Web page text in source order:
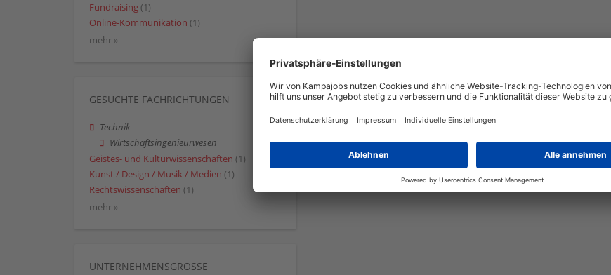
Fundraising (1)
Online-Kommunikation (1)
mehr »
GESUCHTE FACHRICHTUNGEN
Technik
Wirtschaftsingenieurwesen
Geistes- und Kulturwissenschaften (1)
Kunst / Design / Musik / Medien (1)
Rechtswissenschaften (1)
mehr »
UNTERNEHMENSGRÖSSE